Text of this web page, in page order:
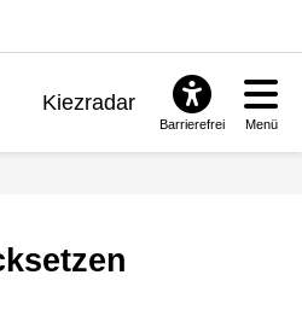
Kiezradar
Barrierefrei Menü